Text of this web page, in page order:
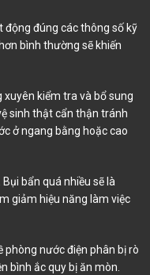
động đúng các thông số kỹ
bình thường sẽ khiến
kiểm tra và bổ sung
sinh thật cẩn thận tránh
ở ngang bằng hoặc cao
bẩn quá nhiều sẽ là
giảm hiệu năng làm việc
phòng nước điện phân bị rò
bình ắc quy bị ăn mòn.